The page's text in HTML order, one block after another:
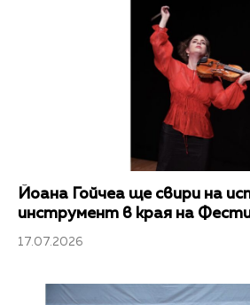
Йоана Гойчеа ще свири на
инструмент в края на
17.07.2026